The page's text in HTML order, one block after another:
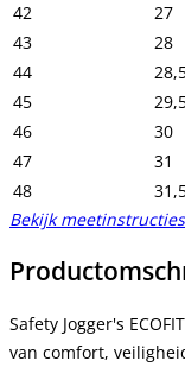
42
27
43
28
44
45
46
30
47
31
48
Bekijk meetinstructies
Safety Jogger's
van comfort,